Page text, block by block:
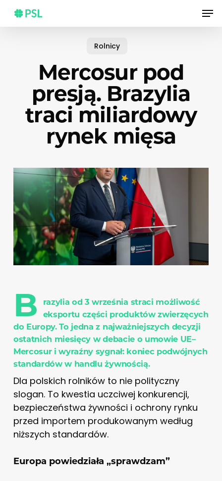
main
Rolnicy
Mercosur pod
presją. Brazylia
traci miliardowy
rynek mięsa
B
razylia od 3 września straci możliwość
eksportu części produktów zwierzęcych
do Europy. To jedna z najważniejszych decyzji
ostatnich miesięcy w debacie o umowie UE–
Mercosur i wyraźny sygnał: koniec podwójnych
standardów w handlu żywnością.
Dla polskich rolników to nie polityczny
slogan. To kwestia uczciwej konkurencji,
bezpieczeństwa żywności i ochrony rynku
przed importem produkowanym według
niższych standardów.
Europa powiedziała „sprawdzam”